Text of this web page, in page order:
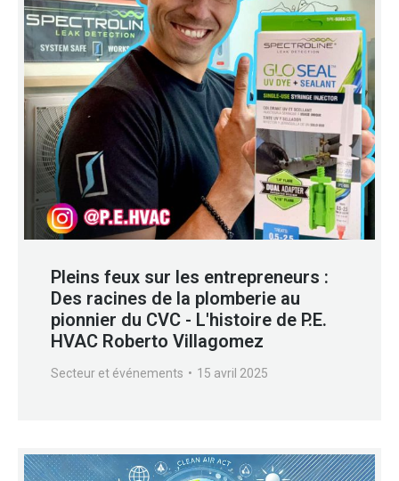
Pleins feux sur les entrepreneurs :
Des racines de la plomberie au
pionnier du CVC - L'histoire de P.E.
HVAC Roberto Villagomez
Secteur et événements 15 avril 2025